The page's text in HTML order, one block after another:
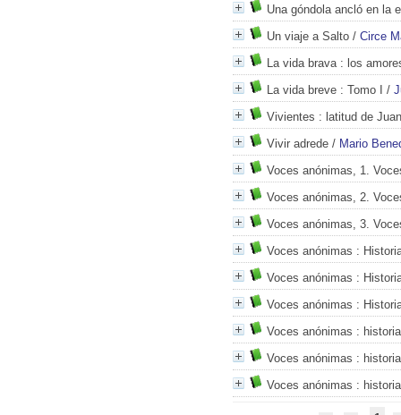
Una góndola ancló en la
Un viaje a Salto / Circe
La vida brava: los
La vida breve : Tomo I /
Vivientes : latitud de
Vivir adrede / Mario
Voces anónimas, 1.
Voces anónimas, 2.
Voces anónimas, 3.
Voces anónimas :
Voces anónimas :
Voces anónimas :
Voces anónimas :
Voces anónimas :
Voces anónimas :